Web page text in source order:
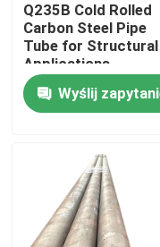
Wycieczka po
Kontrola jakości
Poprosić o wycenę
Płyty metalowe
Q235B Cold Rolled
Carbon Steel Pipe
Tube for Structural
Applications
Wyślij